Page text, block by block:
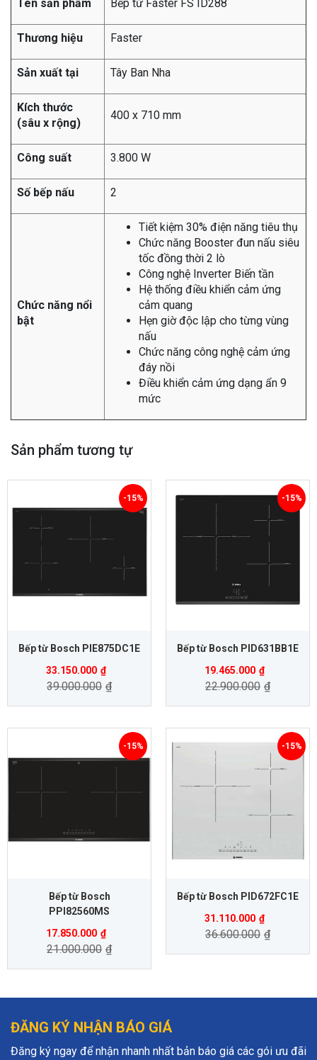
Tên sản phẩm Bếp từ Faster FS ID288
Thương hiệu Faster
Sản xuất tại Tây Ban Nha
Kích thước
(sâu x rộng)
400 x 710 mm
Công suất 3.800 W
Số bếp nấu 2
Chức năng nổi
bật
Tiết kiệm 30% điện năng tiêu thụ
Chức năng Booster đun nấu siêu
tốc đồng thời 2 lò
Công nghệ Inverter Biến tần
Hệ thống điều khiển cảm ứng
cảm quang
Hẹn giờ độc lập cho từng vùng
nấu
Chức năng công nghệ cảm ứng
đáy nồi
Điều khiển cảm ứng dạng ẩn 9
mức
Sản phẩm tương tự
Bếp từ Bosch PIE875DC1E
33.150.000 ₫
39.000.000 ₫
-15%
Bếp từ Bosch PID631BB1E
19.465.000 ₫
22.900.000 ₫
-15%
Bếp từ Bosch
PPI82560MS
17.850.000 ₫
21.000.000 ₫
-15%
Bếp từ Bosch PID672FC1E
31.110.000 ₫
36.600.000 ₫
-15%
ĐĂNG KÝ NHẬN BÁO GIÁ
Đăng ký ngay để nhận nhanh nhất bản báo giá các gói ưu đãi